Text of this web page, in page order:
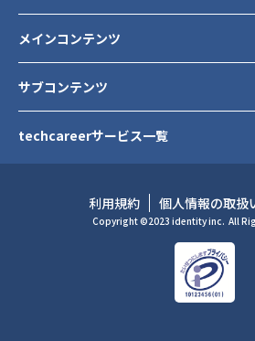
メインコンテンツ
サブコンテンツ
techcareerサービス一覧
利用規約 個人情報の取扱
Copyright ©2023 identity inc. All